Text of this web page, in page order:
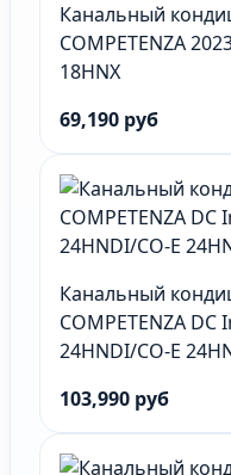
Канальный
COMPETENZA
18HNX
69,190 руб
Канальный
COMPETENZA
24HNDI/CO-E
103,990 руб